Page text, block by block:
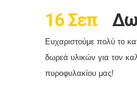
16 Σεπ
Ευχαριστούμε πολύ το
δωρεά υλικών για τον
πυροφυλακίου μας!